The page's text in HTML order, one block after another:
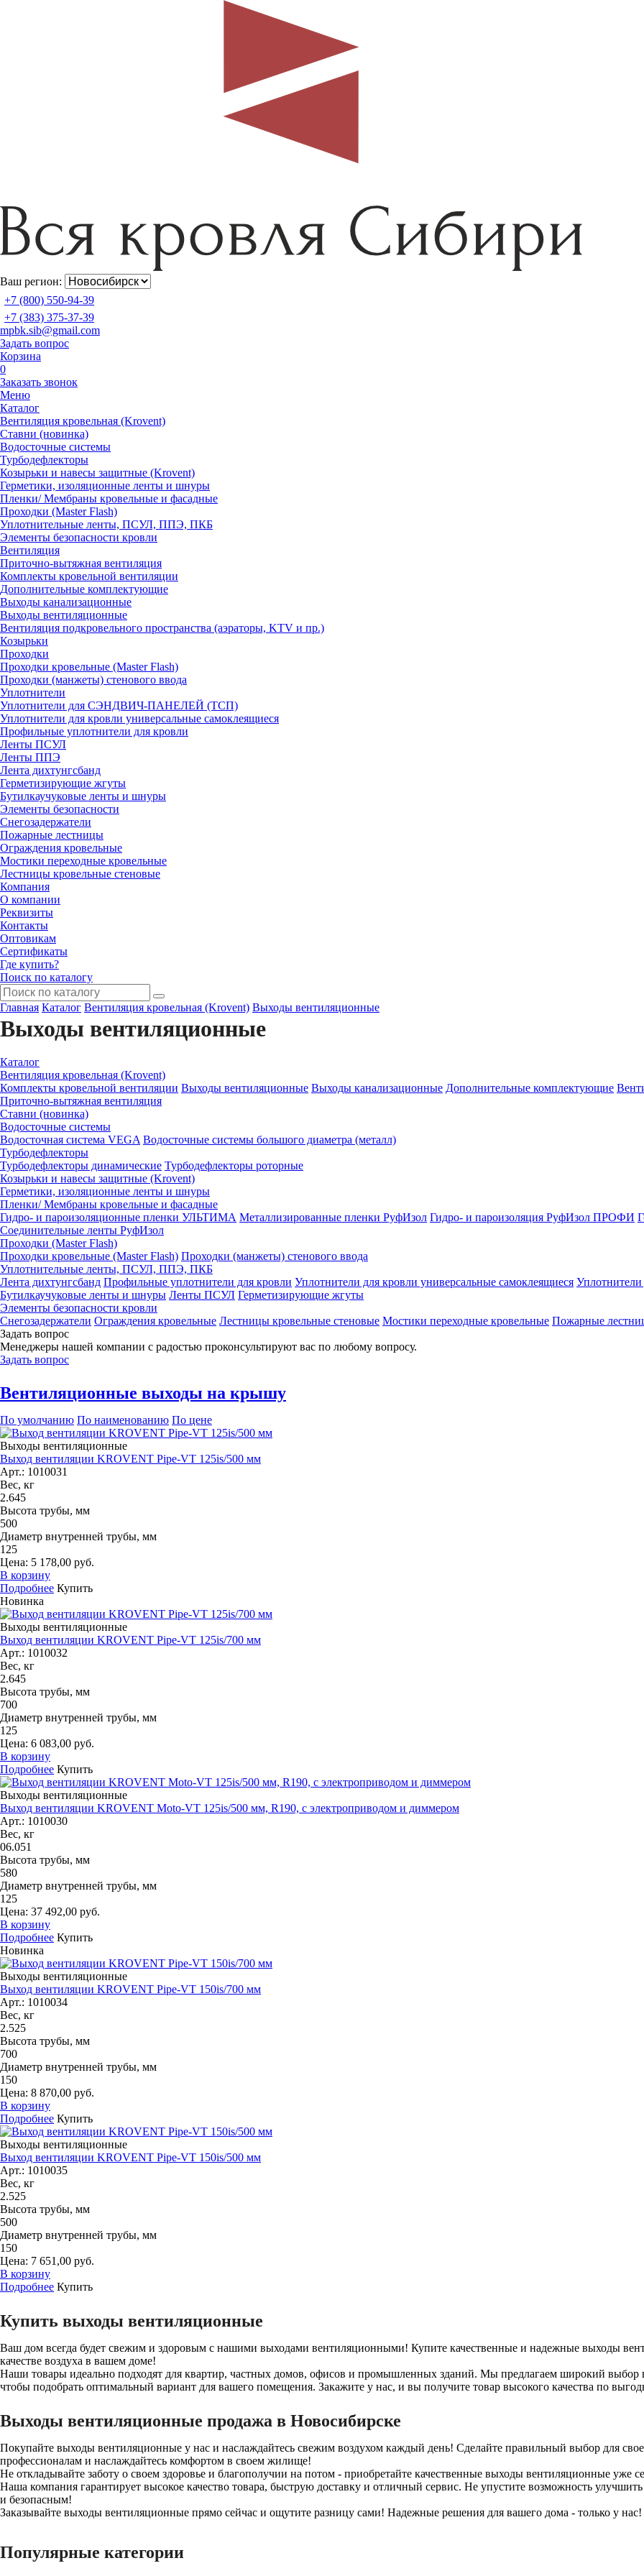
Ваш регион:
+7 (800) 550-94-39
+7 (383) 375-37-39
mpbk.sib@gmail.com
Задать вопрос
Корзина
0
Заказать звонок
Меню
Каталог
Вентиляция кровельная (Krovent)
Ставни (новинка)
Водосточные системы
Турбодефлекторы
Козырьки и навесы защитные (Krovent)
Герметики, изоляционные ленты и шнуры
Пленки/ Мембраны кровельные и фасадные
Проходки (Master Flash)
Уплотнительные ленты, ПСУЛ, ППЭ, ПКБ
Элементы безопасности кровли
Вентиляция
Приточно-вытяжная вентиляция
Комплекты кровельной вентиляции
Дополнительные комплектующие
Выходы канализационные
Выходы вентиляционные
Вентиляция подкровельного пространства (аэраторы, KTV и пр.)
Козырьки
Проходки
Проходки кровельные (Master Flash)
Проходки (манжеты) стенового ввода
Уплотнители
Уплотнители для СЭНДВИЧ-ПАНЕЛЕЙ (ТСП)
Уплотнители для кровли универсальные самоклеящиеся
Профильные уплотнители для кровли
Ленты ПСУЛ
Ленты ППЭ
Лента дихтунгсбанд
Герметизирующие жгуты
Бутилкаучуковые ленты и шнуры
Элементы безопасности
Снегозадержатели
Пожарные лестницы
Ограждения кровельные
Мостики переходные кровельные
Лестницы кровельные стеновые
Компания
О компании
Реквизиты
Контакты
Оптовикам
Сертификаты
Где купить?
Поиск по каталогу
Главная Каталог Вентиляция кровельная (Krovent) Выходы вентиляционные
Выходы вентиляционные
Каталог
Вентиляция кровельная (Krovent)
Комплекты кровельной вентиляции Выходы вентиляционные Выходы канализационные Дополнительные комплектующие
Приточно-вытяжная вентиляция
Ставни (новинка)
Водосточные системы
Водосточная система VEGA Водосточные системы большого диаметра (металл)
Турбодефлекторы
Турбодефлекторы динамические Турбодефлекторы роторные
Козырьки и навесы защитные (Krovent)
Герметики, изоляционные ленты и шнуры
Пленки/ Мембраны кровельные и фасадные
Гидро- и пароизоляционные пленки УЛЬТИМА Металлизированные пленки РуфИзол Гидро- и пароизоляция РуфИзол ПРОФИ
Соединительные ленты РуфИзол
Проходки (Master Flash)
Проходки кровельные (Master Flash) Проходки (манжеты) стенового ввода
Уплотнительные ленты, ПСУЛ, ППЭ, ПКБ
Лента дихтунгсбанд Профильные уплотнители для кровли Уплотнители для кровли универсальные самоклеящиеся
Бутилкаучуковые ленты и шнуры Ленты ПСУЛ Герметизирующие жгуты
Элементы безопасности кровли
Снегозадержатели Ограждения кровельные Лестницы кровельные стеновые Мостики переходные кровельные Пожарные
Задать вопрос
Менеджеры нашей компании с радостью проконсультируют вас по любому вопросу.
Задать вопрос
Вентиляционные выходы на крышу
По умолчанию По наименованию По цене
Выходы вентиляционные
Выход вентиляции KROVENT Pipe-VT 125is/500 мм
Арт.: 1010031
Вес, кг
2.645
Высота трубы, мм
500
Диаметр внутренней трубы, мм
125
Цена: 5 178,00 руб.
В корзину
Подробнее Купить
Новинка
Выходы вентиляционные
Выход вентиляции KROVENT Pipe-VT 125is/700 мм
Арт.: 1010032
Вес, кг
2.645
Высота трубы, мм
700
Диаметр внутренней трубы, мм
125
Цена: 6 083,00 руб.
В корзину
Подробнее Купить
Выходы вентиляционные
Выход вентиляции KROVENT Moto-VT 125is/500 мм, R190, с электроприводом и диммером
Арт.: 1010030
Вес, кг
06.051
Высота трубы, мм
580
Диаметр внутренней трубы, мм
125
Цена: 37 492,00 руб.
В корзину
Подробнее Купить
Новинка
Выходы вентиляционные
Выход вентиляции KROVENT Pipe-VT 150is/700 мм
Арт.: 1010034
Вес, кг
2.525
Высота трубы, мм
700
Диаметр внутренней трубы, мм
150
Цена: 8 870,00 руб.
В корзину
Подробнее Купить
Выходы вентиляционные
Выход вентиляции KROVENT Pipe-VT 150is/500 мм
Арт.: 1010035
Вес, кг
2.525
Высота трубы, мм
500
Диаметр внутренней трубы, мм
150
Цена: 7 651,00 руб.
В корзину
Подробнее Купить
Купить выходы вентиляционные
Ваш дом всегда будет свежим и здоровым с нашими выходами вентиляционными! Купите качественные и надежные выходы
качестве воздуха в вашем доме!
Наши товары идеально подходят для квартир, частных домов, офисов и промышленных зданий. Мы предлагаем широкий выбор
чтобы подобрать оптимальный вариант для вашего помещения. Закажите у нас, и вы получите товар высокого качества по
Выходы вентиляционные продажа в Новосибирске
Покупайте выходы вентиляционные у нас и наслаждайтесь свежим воздухом каждый день! Сделайте правильный выбор для
профессионалам и наслаждайтесь комфортом в своем жилище!
Не откладывайте заботу о своем здоровье и благополучии на потом - приобретайте качественные выходы вентиляционные уже
Наша компания гарантирует высокое качество товара, быструю доставку и отличный сервис. Не упустите возможность
и безопасным!
Заказывайте выходы вентиляционные прямо сейчас и ощутите разницу сами! Надежные решения для вашего дома - только у нас!
Популярные категории